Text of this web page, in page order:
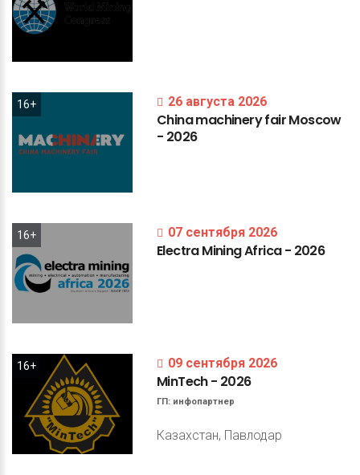
16+ 26 августа 2026
ChinamachineryfairMoscow
- 2026
16+ 07 сентября 2026
ElectraMiningAfrica- 2026
16+ 09 сентября 2026
MinTech- 2026
ГП: инфопартнер
Казахстан, Павлодар